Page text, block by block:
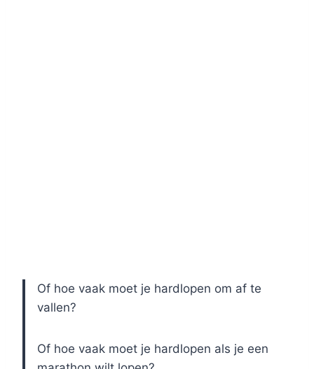
Of hoe vaak moet je hardlopen om af te
vallen?
Of hoe vaak moet je hardlopen als je een